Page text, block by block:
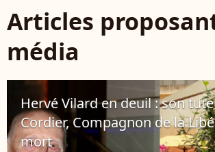
Articles
média
Hervé Vilard en deuil : son
Cordier, Compagnon de la
mort